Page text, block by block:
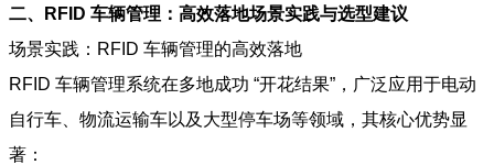
二、RFID 车辆管理：高效落地场景实践与选型建议
场景实践：RFID 车辆管理的高效落地
RFID 车辆管理系统在多地成功 “开花结果”，广泛应用于电动
自行车、物流运输车以及大型停车场等领域，其核心优势显
著：